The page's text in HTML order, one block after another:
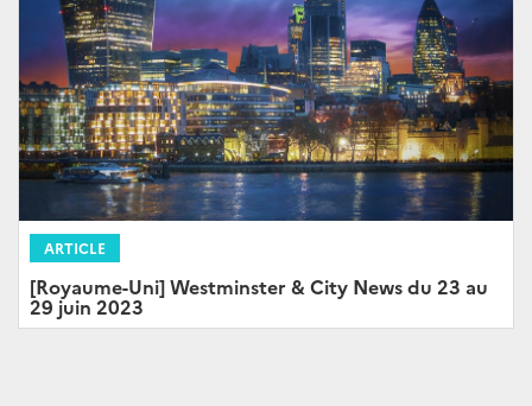
ARTICLE
[Royaume-Uni] Westminster & City News du 23 au
29 juin 2023